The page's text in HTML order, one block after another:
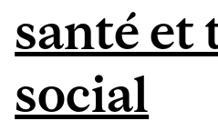
santé et
social